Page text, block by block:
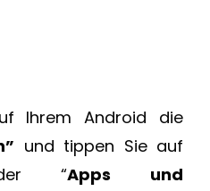
Ihrem Android die
und tippen Sie auf
“Apps und